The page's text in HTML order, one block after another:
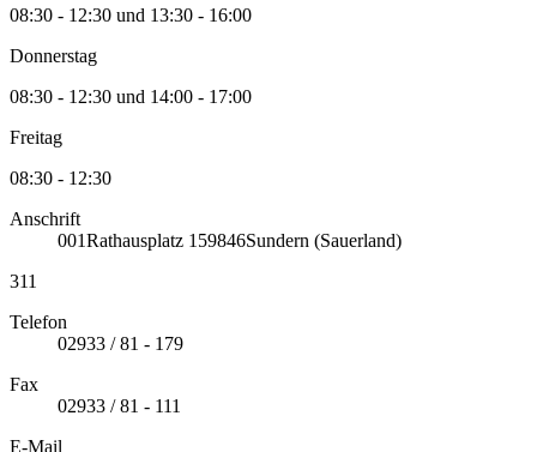
08:30 - 12:30 und 13:30 - 16:00
Donnerstag
08:30 - 12:30 und 14:00 - 17:00
Freitag
08:30 - 12:30
Anschrift
001Rathausplatz 1 59846Sundern (Sauerland)
311
Telefon
02933 / 81 - 179
Fax
02933 / 81 - 111
E-Mail